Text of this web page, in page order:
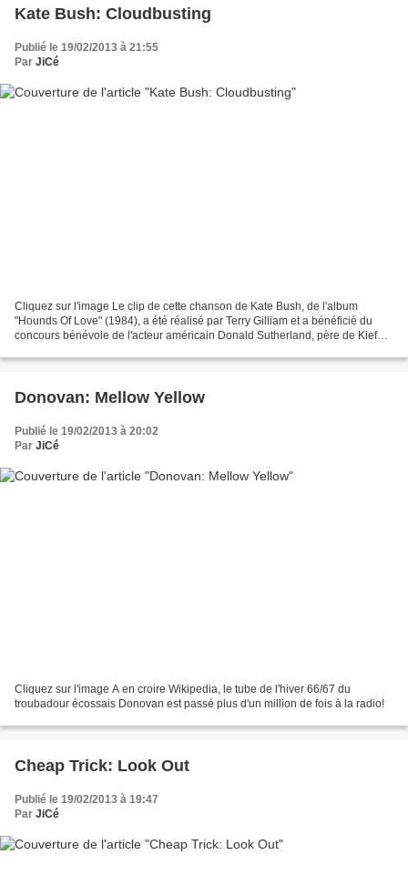
Kate Bush: Cloudbusting
Publié le 19/02/2013 à 21:55
Par JiCé
Cliquez sur l'image Le clip de cette chanson de Kate Bush, de l'album
"Hounds Of Love" (1984), a été réalisé par Terry Gilliam et a bénéficié du
concours bénévole de l'acteur américain Donald Sutherland, père de Kiefer
Donovan: Mellow Yellow
Publié le 19/02/2013 à 20:02
Par JiCé
Cliquez sur l'image A en croire Wikipedia, le tube de l'hiver 66/67 du
troubadour écossais Donovan est passé plus d'un million de fois à la radio!
Cheap Trick: Look Out
Publié le 19/02/2013 à 19:47
Par JiCé